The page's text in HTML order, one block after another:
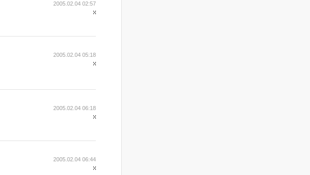
2005.02.04 02:57
2005.02.04 05:18
2005.02.04 06:18
2005.02.04 06:44